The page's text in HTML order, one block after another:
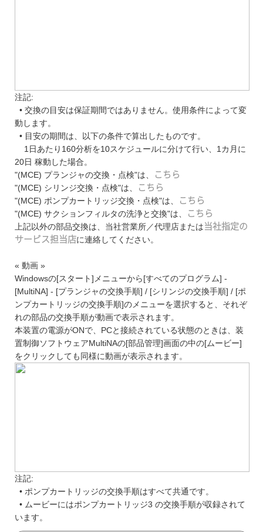
注記:
• 交換の目安は保証期間ではありません。使用条件によって変
動します。
• 目安の期間は、以下の条件で算出したものです。
1日あたり160分析を10スケジュールに分けて行い、1カ月に
20日 稼動した場合。
"(MCE) プランジャの交換・点検"は、
こちら
"(MCE) シリンジ交換・点検"は、 こちら
"(MCE) ポンプカートリッジ交換・点検"は、 こちら
"(MCE) サクションフィルタの洗浄と交換"は、 こちら
上記以外の部品交換は、当社営業所／代理店または 当社指定の
サービス担当店に連絡してください。
« 動画 »
Windowsの[スタート]メニューから[すべてのプログラム] -
[MultiNA] - [プランジャの交換手順] / [シリンジの交換手順] / [ポ
ンプカートリッジの交換手順]のメニューを選択すると、それぞ
れの部品の交換手順が動画で表示されます。
本装置の電源がONで、PCと接続されている状態のときは、装
置制御ソフトウェアMultiNAの[部品管理]画面の中の[ムービー]
をクリックしても同様に動画が表示されます。
注記:
• ポンプカートリッジの交換手順はすべて共通です。
• ムービーにはポンプカートリッジ3 の交換手順が収録されて
います。